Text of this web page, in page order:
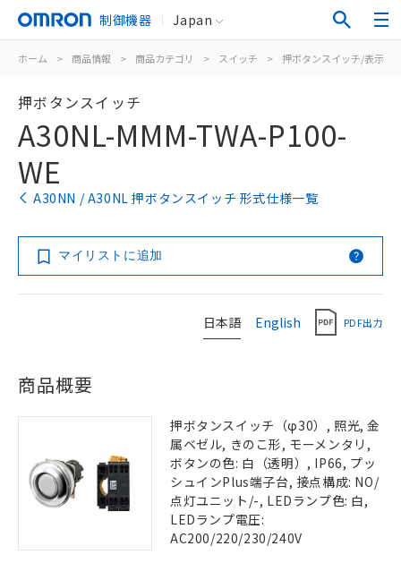
制御機器 Japan
ホーム > 商品情報 > 商品カテゴリ > スイッチ > 押ボタンスイッチ/表示灯
押ボタンスイッチ
A30NL-MMM-TWA-P100-
WE
A30NN / A30NL 押ボタンスイッチ 形式仕様一覧
マイリストに追加
日本語 English PDF出力
商品概要
押ボタンスイッチ（φ30）, 照光, 金
属ベゼル, きのこ形, モーメンタリ,
ボタンの色: 白（透明）, IP66, プッ
シュインPlus端子台, 接点構成: NO/
点灯ユニット/-, LEDランプ色: 白,
LEDランプ電圧:
AC200/220/230/240V